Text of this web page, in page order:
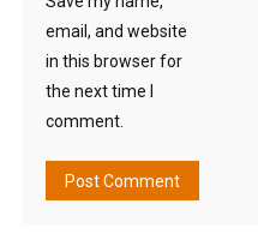
email, and website
in this browser for
the next time I
comment.